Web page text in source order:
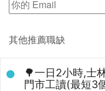
其他推薦職缺
🌳一日2小時,士
門市工讀(最短3